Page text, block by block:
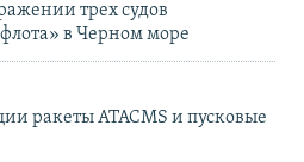
трех судов
в Черном море
ракеты ATACMS и пусковые